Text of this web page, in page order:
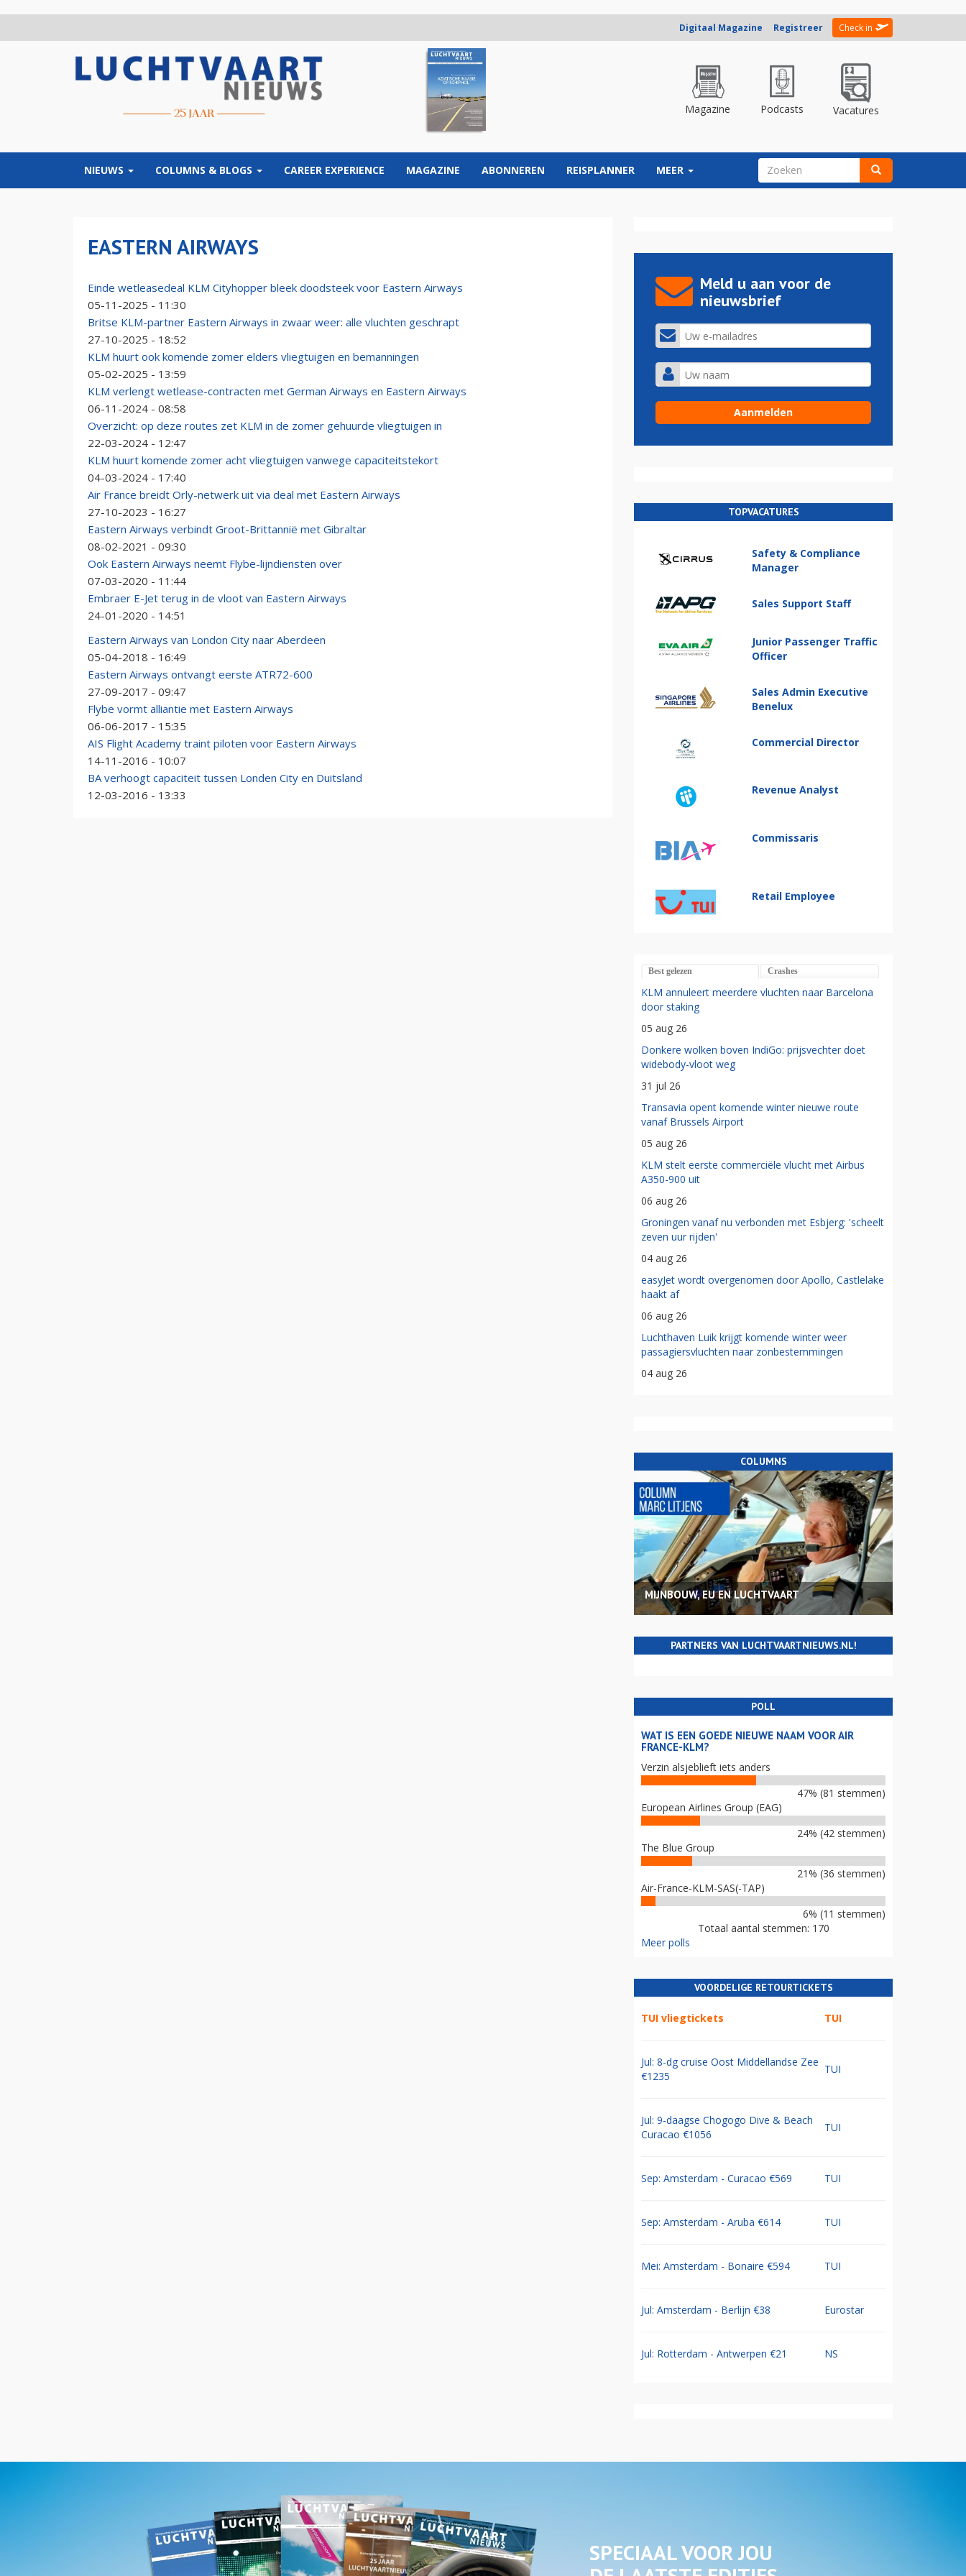
Digitaal Magazine Registreer Check in
Magazine Podcasts Vacatures
NIEUWS COLUMNS & BLOGS CAREER EXPERIENCE MAGAZINE ABONNEREN REISPLANNER MEER ZOEKVELD
EASTERN AIRWAYS
Einde wetleasedeal KLM Cityhopper bleek doodsteek voor Eastern Airways
05-11-2025 - 11:30
Britse KLM-partner Eastern Airways in zwaar weer: alle vluchten geschrapt
27-10-2025 - 18:52
KLM huurt ook komende zomer elders vliegtuigen en bemanningen
05-02-2025 - 13:59
KLM verlengt wetlease-contracten met German Airways en Eastern Airways
06-11-2024 - 08:58
Overzicht: op deze routes zet KLM in de zomer gehuurde vliegtuigen in
22-03-2024 - 12:47
KLM huurt komende zomer acht vliegtuigen vanwege capaciteitstekort
04-03-2024 - 17:40
Air France breidt Orly-netwerk uit via deal met Eastern Airways
27-10-2023 - 16:27
Eastern Airways verbindt Groot-Brittannië met Gibraltar
08-02-2021 - 09:30
Ook Eastern Airways neemt Flybe-lijndiensten over
07-03-2020 - 11:44
Embraer E-Jet terug in de vloot van Eastern Airways
24-01-2020 - 14:51
Eastern Airways van London City naar Aberdeen
05-04-2018 - 16:49
Eastern Airways ontvangt eerste ATR72-600
27-09-2017 - 09:47
Flybe vormt alliantie met Eastern Airways
06-06-2017 - 15:35
AIS Flight Academy traint piloten voor Eastern Airways
14-11-2016 - 10:07
BA verhoogt capaciteit tussen Londen City en Duitsland
12-03-2016 - 13:33
Meld u aan voor de
nieuwsbrief
TOPVACATURES
Safety & Compliance
Manager
Sales Support Staff
Junior Passenger Traffic
Officer
Sales Admin Executive
Benelux
Commercial Director
Revenue Analyst
Commissaris
Retail Employee
Best gelezen Crashes
KLM annuleert meerdere vluchten naar Barcelona
door staking
05 aug 26
Donkere wolken boven IndiGo: prijsvechter doet
widebody-vloot weg
31 jul 26
Transavia opent komende winter nieuwe route
vanaf Brussels Airport
05 aug 26
KLM stelt eerste commerciële vlucht met Airbus
A350-900 uit
06 aug 26
Groningen vanaf nu verbonden met Esbjerg: 'scheelt
zeven uur rijden'
04 aug 26
easyJet wordt overgenomen door Apollo, Castlelake
haakt af
06 aug 26
Luchthaven Luik krijgt komende winter weer
passagiersvluchten naar zonbestemmingen
04 aug 26
COLUMNS
MIJNBOUW, EU EN LUCHTVAART
PARTNERS VAN LUCHTVAARTNIEUWS.NL!
POLL
WAT IS EEN GOEDE NIEUWE NAAM VOOR AIR
FRANCE-KLM?
Verzin alsjeblieft iets anders
47% (81 stemmen)
European Airlines Group (EAG)
24% (42 stemmen)
The Blue Group
21% (36 stemmen)
Air-France-KLM-SAS(-TAP)
6% (11 stemmen)
Totaal aantal stemmen: 170
Meer polls
VOORDELIGE RETOURTICKETS
TUI vliegtickets TUI
Jul: 8-dg cruise Oost Middellandse Zee
€1235
TUI
Jul: 9-daagse Chogogo Dive & Beach
Curacao €1056
TUI
Sep: Amsterdam - Curacao €569 TUI
Sep: Amsterdam - Aruba €614 TUI
Mei: Amsterdam - Bonaire €594 TUI
Jul: Amsterdam - Berlijn €38 Eurostar
Jul: Rotterdam - Antwerpen €21 NS
SPECIAAL VOOR JOU